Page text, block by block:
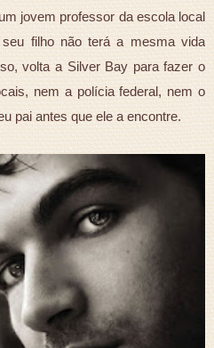
jovem professor da escola local
filho não terá a mesma vida
volta a Silver Bay para fazer o
nem a polícia federal, nem o
pai antes que ele a encontre.